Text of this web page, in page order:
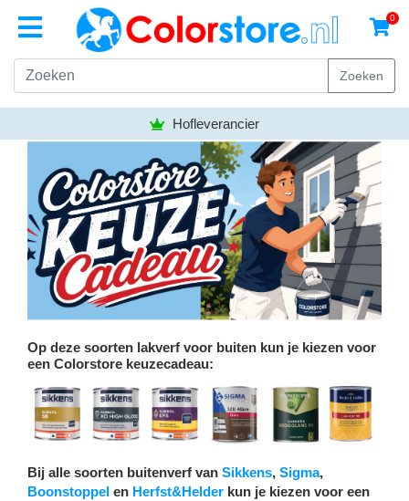
0
Zoeken
Hofleverancier
Op deze soorten lakverf voor buiten kun je kiezen voor
een Colorstore keuzecadeau:
Bij alle soorten buitenverf van Sikkens, Sigma,
Boonstoppel en Herfst&Helder kun je kiezen voor een